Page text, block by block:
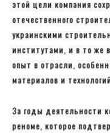
этой цели компания
отечественного
украинскими
институтами, и в то же
опыт в отрасли,
материалов и
За годы деятельности
реноме, которое